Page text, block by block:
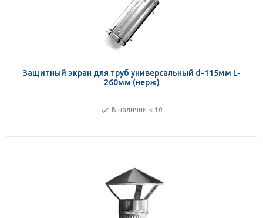
Защитный экран для труб универсальный d-115мм L-
260мм (нерж)
В наличии < 10